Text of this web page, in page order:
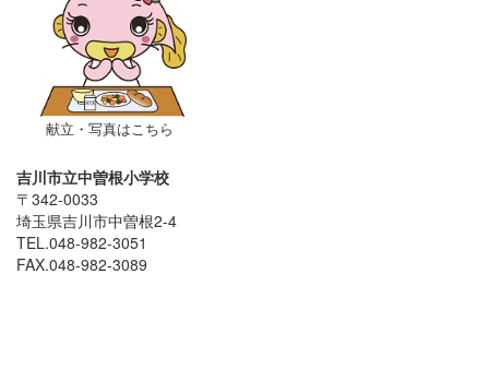
献立・写真はこちら
吉川市立中曽根小学校
〒342-0033
埼玉県吉川市中曽根2-4
TEL.048-982-3051
FAX.048-982-3089